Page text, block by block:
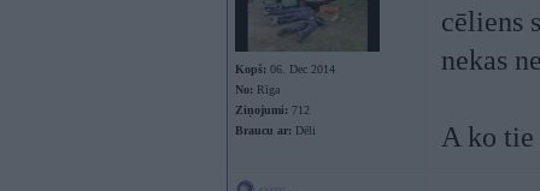
Kopš: 06. Dec 2014
No: Rīga
Ziņojumi: 712
Braucu ar: Dēli
cēliens
nekas
A ko tie